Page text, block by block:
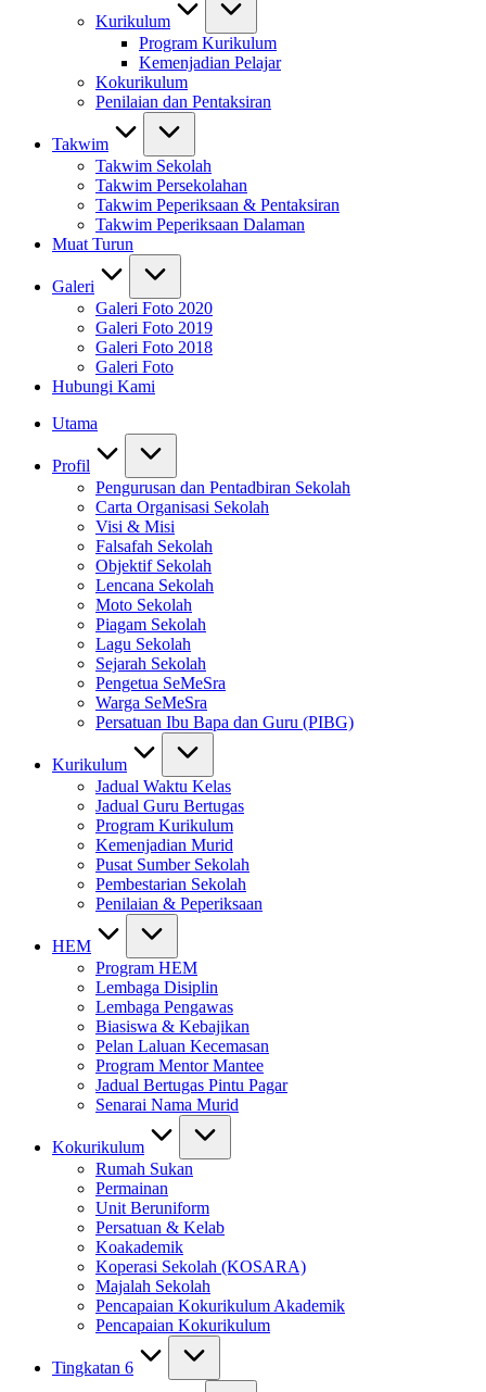
Kurikulum
Program Kurikulum
Kemenjadian Pelajar
Kokurikulum
Penilaian dan Pentaksiran
Takwim
Takwim Sekolah
Takwim Persekolahan
Takwim Peperiksaan & Pentaksiran
Takwim Peperiksaan Dalaman
Muat Turun
Galeri
Galeri Foto 2020
Galeri Foto 2019
Galeri Foto 2018
Galeri Foto
Hubungi Kami
Utama
Profil
Pengurusan dan Pentadbiran Sekolah
Carta Organisasi Sekolah
Visi & Misi
Falsafah Sekolah
Objektif Sekolah
Lencana Sekolah
Moto Sekolah
Piagam Sekolah
Lagu Sekolah
Sejarah Sekolah
Pengetua SeMeSra
Warga SeMeSra
Persatuan Ibu Bapa dan Guru (PIBG)
Kurikulum
Jadual Waktu Kelas
Jadual Guru Bertugas
Program Kurikulum
Kemenjadian Murid
Pusat Sumber Sekolah
Pembestarian Sekolah
Penilaian & Peperiksaan
HEM
Program HEM
Lembaga Disiplin
Lembaga Pengawas
Biasiswa & Kebajikan
Pelan Laluan Kecemasan
Program Mentor Mantee
Jadual Bertugas Pintu Pagar
Senarai Nama Murid
Kokurikulum
Rumah Sukan
Permainan
Unit Beruniform
Persatuan & Kelab
Koakademik
Koperasi Sekolah (KOSARA)
Majalah Sekolah
Pencapaian Kokurikulum Akademik
Pencapaian Kokurikulum
Tingkatan 6